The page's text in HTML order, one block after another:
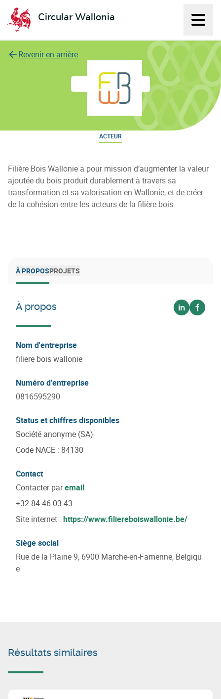
Circular Wallonia
L'économie circulaire
Revenir en arrière
Filière Bois Wallonie
ACTEUR
Filière Bois Wallonie a pour mission d’augmenter la valeur
ajoutée du bois produit durablement à travers sa
transformation et sa valorisation en Wallonie, et de créer
de la cohésion entre les acteurs de la filière bois.
À PROPOSPROJETS
À propos
Voir sur
Voir
Nom d'entreprise
filiere bois wallonie
Numéro d'entreprise
0816595290
Status et chiffres disponibles
Société anonyme (SA)
Code NACE : 84130
Contact
Contacter paremail
+32 84 46 03 43
Site internet : https://www.filiereboiswallonie.be/
Siège social
Rue de la Plaine 9, 6900 Marche-en-Famenne, Belgiqu
e
Résultats similaires